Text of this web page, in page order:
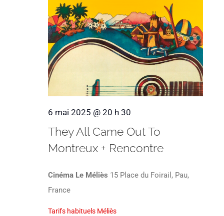
6 mai 2025 @ 20 h 30
They All Came Out To
Montreux + Rencontre
Cinéma Le Méliès 15 Place du Foirail, Pau,
France
Tarifs habituels Méliès